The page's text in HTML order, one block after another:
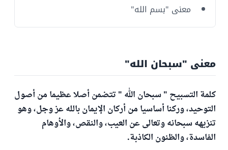
معنى "بسم الله"
معنى "سبحان الله"
كلمة التسبيح " سبحان الله " تتضمن أصلا عظيما من أصول
التوحيد، وركنا أساسيا من أركان الإيمان بالله عز وجل، وهو
تنزيهه سبحانه وتعالى عن العيب، والنقص، والأوهام
الفاسدة، والظنون الكاذبة.